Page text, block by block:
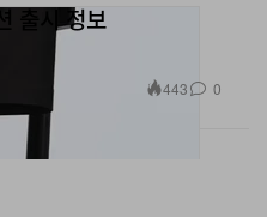
출시 정보
443 0